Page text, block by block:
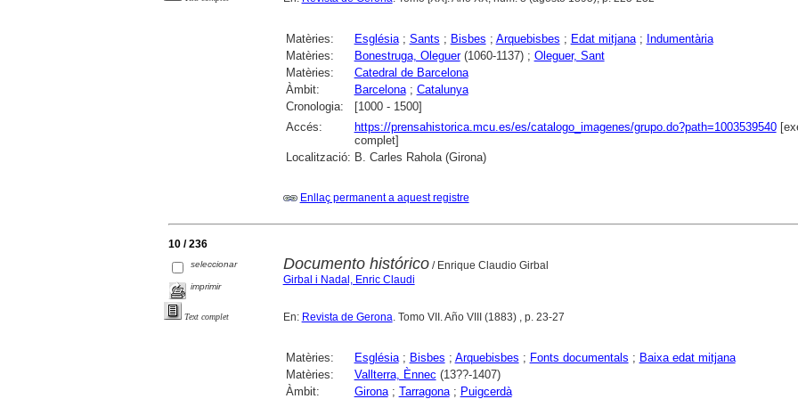
Matèries: Església; Sants ; Bisbes ; Arquebisbes ; Edat mitjana; Indumentària
Matèries:
Bonestruga, Oleguer(1060-1137) ; Oleguer, Sant
Matèries:
Catedral de Barcelona
Àmbit:
Barcelona; Catalunya
Cronologia:
[1000 - 1500]
Accés:
https://prensahistorica.mcu.es/es/catalogo_imagenes/grupo.do?path=1003539540
complet]
Localització: B. Carles Rahola (Girona)
Enllaç permanent a aquest registre
10 / 236
seleccionar
imprimir
Text complet
Documento histórico/ Enrique Claudio Girbal
Girbal i Nadal, Enric Claudi
En: Revista de Gerona. Tomo VII. Año VIII (1883) , p. 23-27
Matèries: Església; Bisbes ; Arquebisbes ; Fonts documentals ; Baixa edat mitjana
Matèries:
Vallterra, Ènnec (13??-1407)
Àmbit:
Girona; Tarragona; Puigcerdà